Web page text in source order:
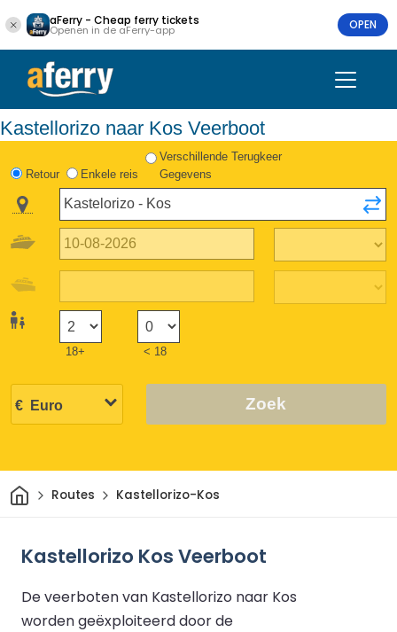
aFerry - Cheap ferry tickets
Openen in de aFerry-app OPEN
Kastellorizo naar Kos Veerboot
Retour Enkele reis
Verschillende Terugkeer
Gegevens
18+ < 18
Zoek
ThuisRoutes Kastellorizo-Kos
Kastellorizo Kos Veerboot
De veerboten van Kastellorizo naar Kos
worden geëxploiteerd door de